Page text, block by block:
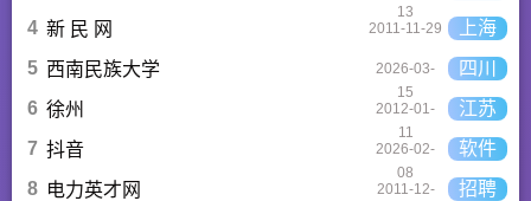
13
4 新 民 网 2011-11-29
上海
5 西南民族大学
2026-03-
15
四川
6 徐州
2012-01-
11
江苏
7 抖音
2026-02-
08
软件
8 电力英才网
2011-12-
招聘